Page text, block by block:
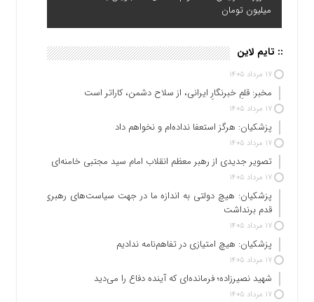
میلیون تومان
:: تایم لاین
۱۷ مرداد ۱۴۰۵
مخبر: قلمِ خبرنگارِ ایرانی، از سلاح دشمن، کاراتر است
۱۷ مرداد ۱۴۰۵
پزشکیان: هرگز استعفا نداده‌ام و نخواهم داد
۱۷ مرداد ۱۴۰۵
تصویر جدیدی از رهبر معظم انقلاب امام سید مجتبی خامنه‌ای
۱۷ مرداد ۱۴۰۵
پزشکیان: هیچ دولتی به اندازه ما در جهت سیاست‌های رهبری
قدم برنداشت
۱۷ مرداد ۱۴۰۵
پزشکیان: هیچ امتیازی در تفاهم‌نامه ندادیم
۱۷ مرداد ۱۴۰۵
شهید نصیرزاده؛ فرمانده‌ای که آینده دفاع را می‌دید
۱۷ مرداد ۱۴۰۵